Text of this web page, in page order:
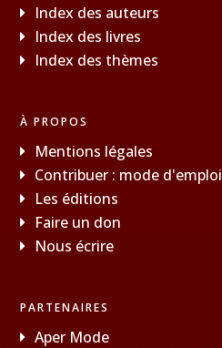
Index des auteurs
Index des livres
Index des thèmes
À PROPOS
Mentions légales
Contribuer : mode d'emploi
Les éditions
Faire un don
Nous écrire
PARTENAIRES
Aper Mode